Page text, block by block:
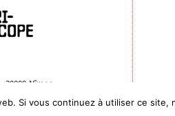
Nîmes
Si vous continuez à utiliser ce